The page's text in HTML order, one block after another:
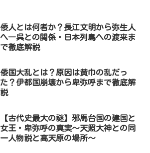
倭人とは何者か？長江文明から弥生人
へ―呉との関係・日本列島への渡来ま
で徹底解説
倭国大乱とは？原因は黄巾の乱だっ
た？伊都国崩壊から卑弥呼まで徹底解
説
【古代史最大の謎】邪馬台国の建国と
女王・卑弥呼の真実～天照大神との同
一人物説と高天原の場所～